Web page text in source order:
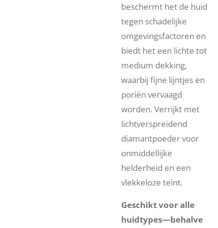
beschermt het de huid
tegen schadelijke
omgevingsfactoren en
biedt het een lichte tot
medium dekking,
waarbij fijne lijntjes en
poriën vervaagd
worden. Verrijkt met
lichtverspreidend
diamantpoeder voor
onmiddellijke
helderheid en een
vlekkeloze teint.
Geschikt voor alle
huidtypes—behalve